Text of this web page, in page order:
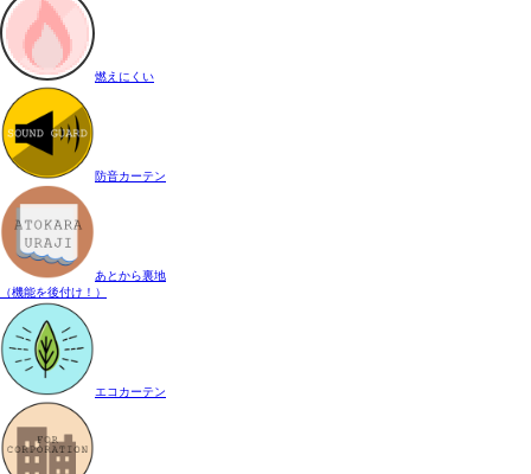
燃えにくい
防音カーテン
あとから裏地
（機能を後付け！）
エコカーテン